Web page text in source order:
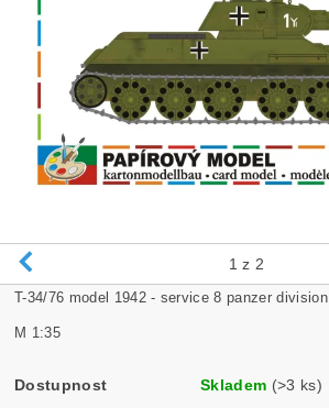
1 z 2
T-34/76 model 1942 - service 8 panzer division
M 1:35
Dostupnost Skladem (>3 ks)